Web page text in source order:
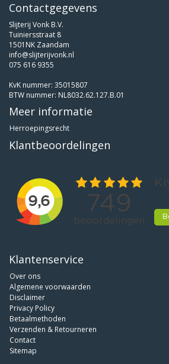
Contactgegevens
Slijterij Vonk B.V.
Tuiniersstraat 8
1501NK Zaandam
info@slijterijvonk.nl
075 616 9355
KvK nummer: 35015807
BTW nummer: NL8032.62.127.B.01
Meer informatie
Herroepingsrecht
Klantbeoordelingen
Klantenservice
Over ons
Algemene voorwaarden
Disclaimer
Privacy Policy
Betaalmethoden
Verzenden & Retourneren
Contact
Sitemap